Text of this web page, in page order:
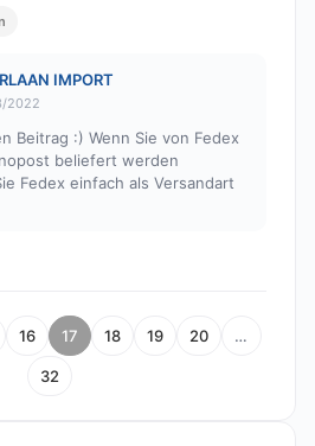
IMPORT
2022
Beitrag :) Wenn Sie von Fedex
beliefert werden
Fedex einfach als Versandart
16 17 18 19 20 …
32